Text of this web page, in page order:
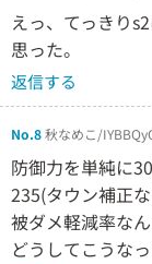
えっ、てっきり
思った。
返信する
No.8秋なめこ/
防御力を単純に
235(タウン補正
被ダメ軽減率な
どうしてこうな